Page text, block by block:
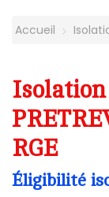
Accueil
Isolation
RGE
Éligibilité